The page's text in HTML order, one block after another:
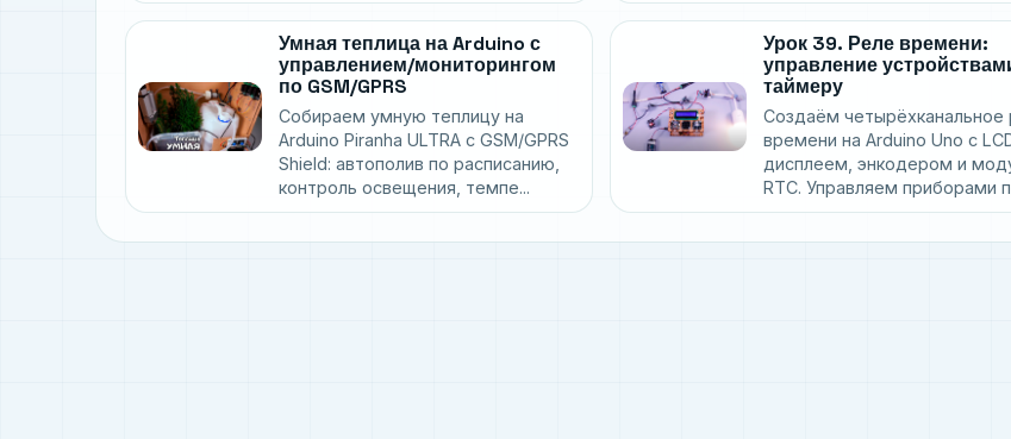
Умная теплица на Arduino с
управлением/мониторингом
по GSM/GPRS
Собираем умную теплицу на
Arduino Piranha ULTRA с GSM/GPRS
Shield: автополив по расписанию,
контроль освещения, темпе...
Урок 39. Реле времени:
управление
таймеру
Создаём четырёхканальное
времени на Arduino Uno с
дисплеем, энкодером и
RTC. Управляем приборами